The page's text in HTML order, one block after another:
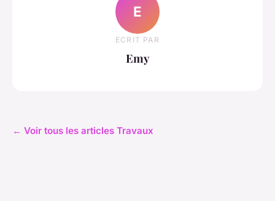
E
ECRIT PAR
Emy
← Voir tous les articles Travaux